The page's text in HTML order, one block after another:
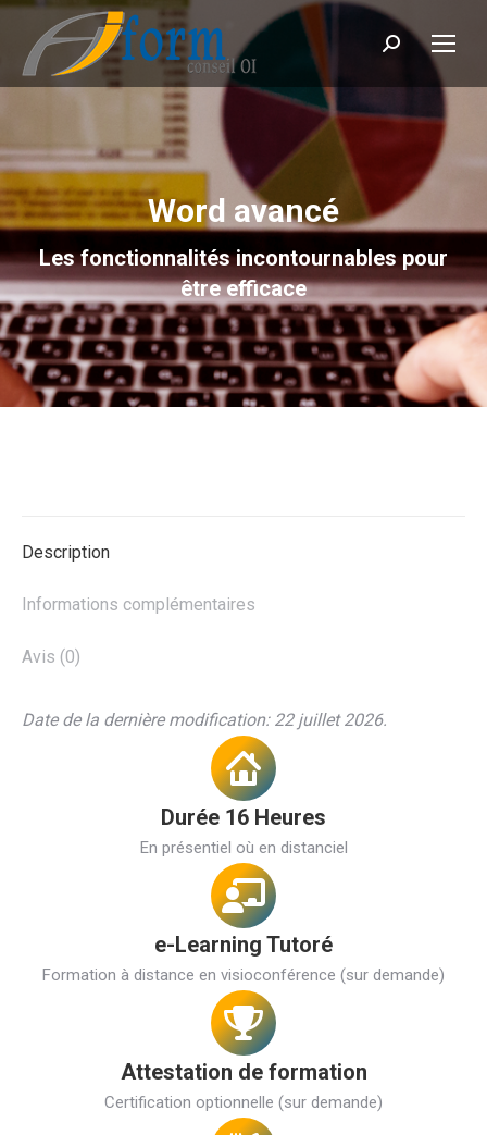
Recherche
Word avancé
Les fonctionnalités incontournables pour
être efficace
Description
Informations complémentaires
Avis (0)
Date de la dernière modification: 22 juillet 2026.
Durée 16 Heures
En présentiel où en distanciel
e-Learning Tutoré
Formation à distance en visioconférence (sur demande)
Attestation de formation
Certification optionnelle (sur demande)